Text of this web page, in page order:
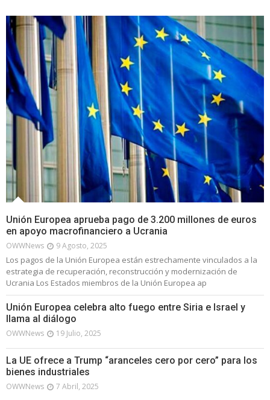
Unión Europea aprueba pago de 3.200 millones de euros
en apoyo macrofinanciero a Ucrania
OWWNews 9 Agosto, 2025
Los pagos de la Unión Europea están estrechamente vinculados a la
estrategia de recuperación, reconstrucción y modernización de
Ucrania Los Estados miembros de la Unión Europea ap
Unión Europea celebra alto fuego entre Siria e Israel y
llama al diálogo
OWWNews 19 Julio, 2025
La UE ofrece a Trump “aranceles cero por cero” para los
bienes industriales
OWWNews 7 Abril, 2025